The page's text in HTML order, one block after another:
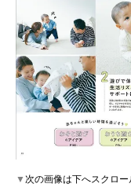
▼次の画像は下へスクロ